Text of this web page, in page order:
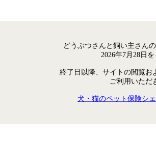
どうぶつさんと飼い主さん
2026年7月28日
終了日以降、サイトの閲覧お
ご利用いただ
犬・猫のペット保険シ